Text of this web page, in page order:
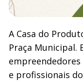
A Casa do
Praça Municipal.
e profissionais